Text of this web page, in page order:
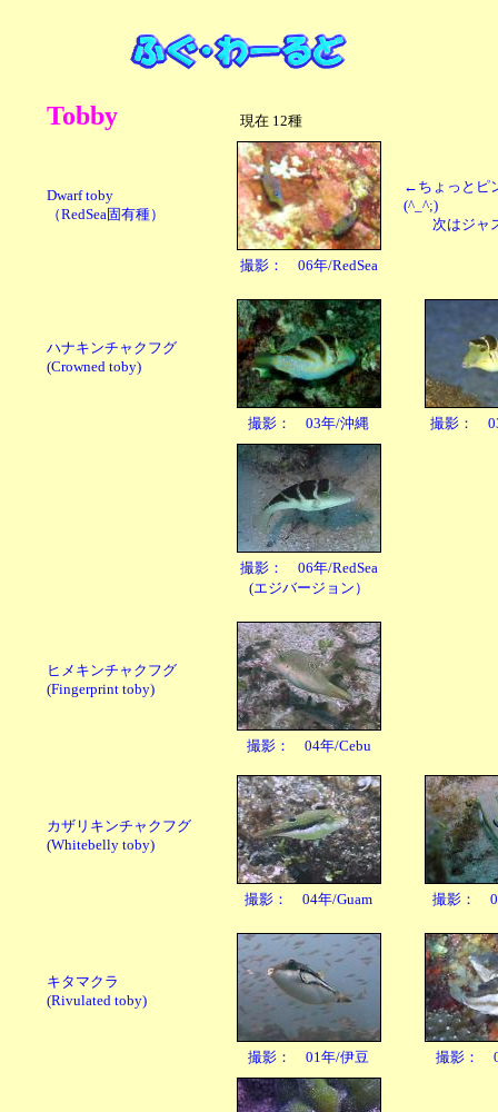
Tobby 現在 12種
Dwarf toby
（RedSea固有種）
撮影： 06年/RedSea
←ちょっとピ
(^_^;)
次はジャ
ハナキンチャクフグ
(Crowned toby)
撮影： 03年/沖縄 撮影：
撮影： 06年/RedSea
(エジバージョン）
ヒメキンチャクフグ
(Fingerprint toby)
撮影： 04年/Cebu
カザリキンチャクフグ
(Whitebelly toby)
撮影： 04年/Guam 撮影：
キタマクラ
(Rivulated toby)
撮影： 01年/伊豆 撮影：